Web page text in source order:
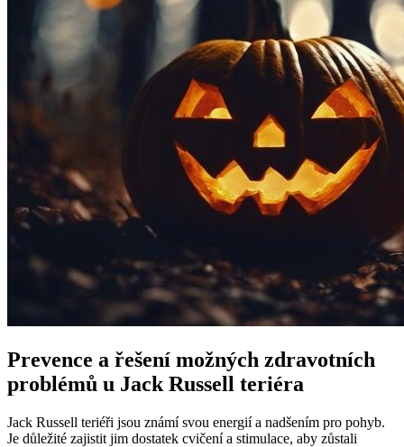
Prevence a řešení možných zdravotních
problémů u Jack Russell teriéra
Jack Russell teriéři jsou známí svou energií a nadšením pro pohyb.
Je důležité zajistit jim dostatek cvičení a stimulace, aby zůstali